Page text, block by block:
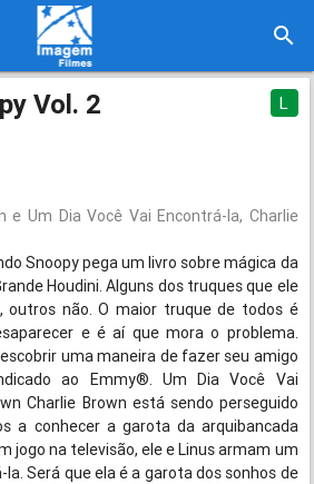
search
Vol. 2 L
e Um Dia Você Vai Encontrá-la, Charlie
Snoopy pega um livro sobre mágica da
Houdini. Alguns dos truques que ele
não. O maior truque de todos é
e é aí que mora o problema.
uma maneira de fazer seu amigo
ao Emmy®. Um Dia Você Vai
Charlie Brown está sendo perseguido
a conhecer a garota da arquibancada
jogo na televisão, ele e Linus armam um
Será que ela é a garota dos sonhos de